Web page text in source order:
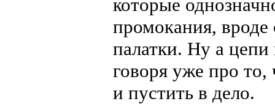
которые
промокания,
палатки. Ну а
говоря уже про
и пустить в дело.